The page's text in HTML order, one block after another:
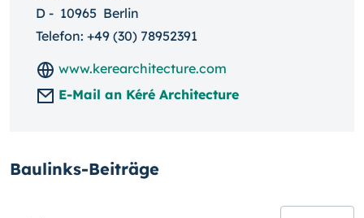
D - 10965 Berlin
Telefon: +49 (30) 78952391
www.kerearchitecture.com
E-Mail an Kéré Architecture
Baulinks-Beiträge